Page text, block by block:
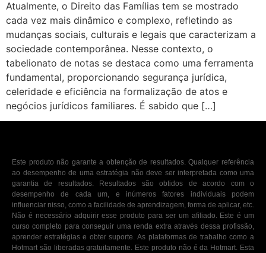
Atualmente, o Direito das Famílias tem se mostrado
cada vez mais dinâmico e complexo, refletindo as
mudanças sociais, culturais e legais que caracterizam a
sociedade contemporânea. Nesse contexto, o
tabelionato de notas se destaca como uma ferramenta
fundamental, proporcionando segurança jurídica,
celeridade e eficiência na formalização de atos e
negócios jurídicos familiares. É sabido que […]
Este produto não garante a obtenção de resultados. Qualquer referência
ao desempenho de uma estratégia não deve ser interpretada como uma
garantia de resultados. Resultados são obtidos de acordo com o
desempenho de cada um, e inúmeros fatores individuais podem
influenciar nisso, como a facilidade de aprendizagem, forma de aplicar, etc.
Não é necessário adquirir esse produto para ser um afiliado. Este é um
curso completo para conseguir uma renda extra através dessa profissão,
aprender estratégias e obter suporte. As plataformas de trabalho como a
Hotmart são liberadas gratuitamente. Este produto não é da Hotmart. Esta